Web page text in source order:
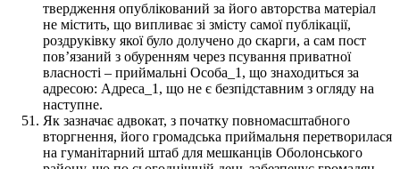
твердження опублікований за його авторства матеріал
не містить, що випливає зі змісту самої публікації,
роздруківку якої було долучено до скарги, а сам пост
пов’язаний з обуренням через псування приватної
власності – приймальні Особа_1, що знаходиться за
адресою: Адреса_1, що не є безпідставним з огляду на
наступне.
Як зазначає адвокат, з початку повномасштабного
вторгнення, його громадська приймальня перетворилася
на гуманітарний штаб для мешканців Оболонського